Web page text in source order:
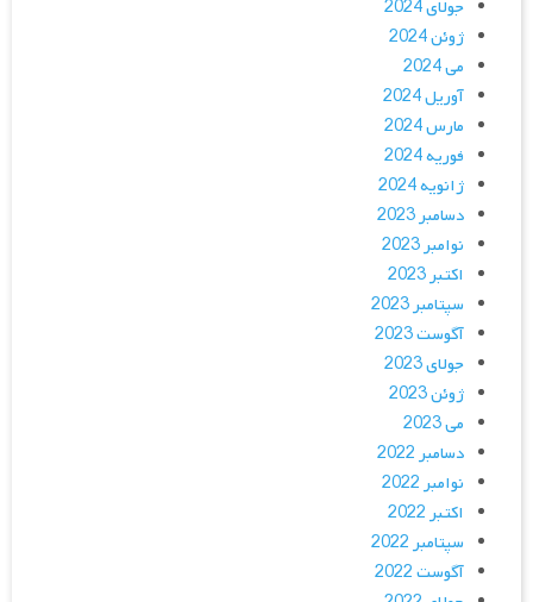
جولای 2024
ژوئن 2024
می 2024
آوریل 2024
مارس 2024
فوریه 2024
ژانویه 2024
دسامبر 2023
نوامبر 2023
اکتبر 2023
سپتامبر 2023
آگوست 2023
جولای 2023
ژوئن 2023
می 2023
دسامبر 2022
نوامبر 2022
اکتبر 2022
سپتامبر 2022
آگوست 2022